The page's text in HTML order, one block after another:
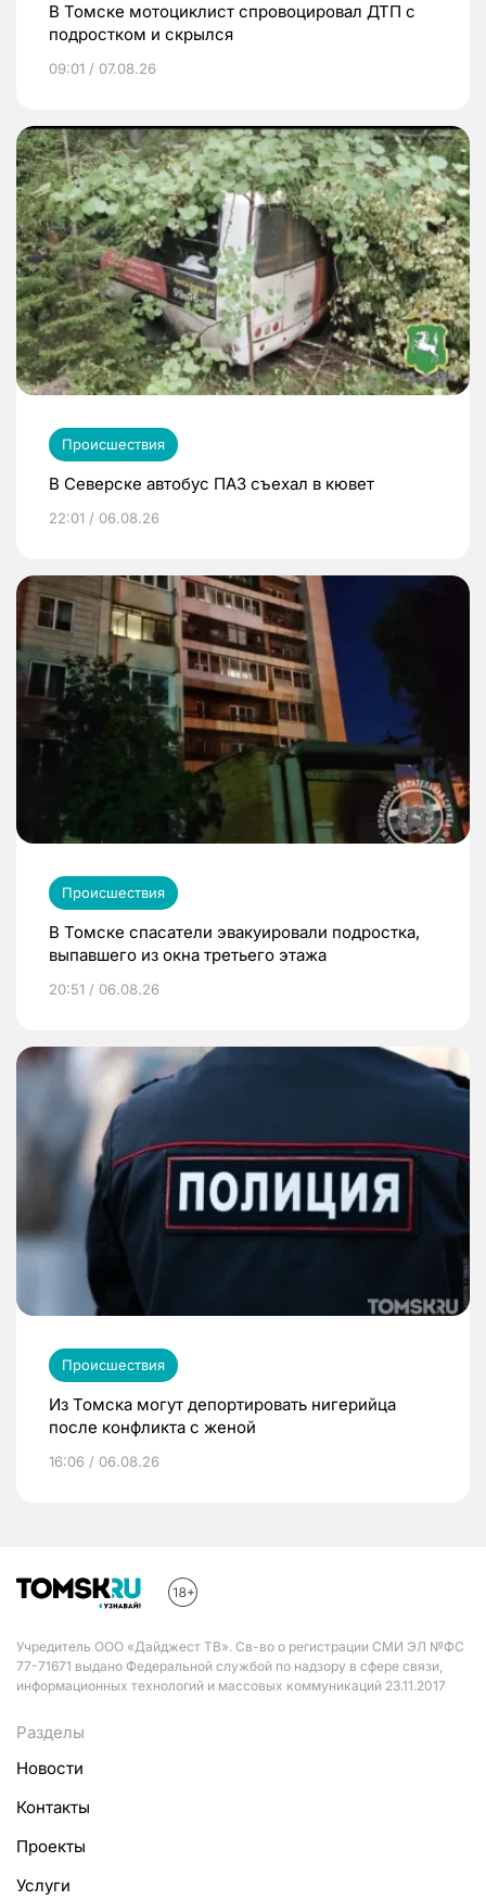
В Томске мотоциклист спровоцировал ДТП с
подростком и скрылся
09:01 / 07.08.26
Происшествия
В Северске автобус ПАЗ съехал в кювет
22:01 / 06.08.26
Происшествия
В Томске спасатели эвакуировали подростка,
выпавшего из окна третьего этажа
20:51 / 06.08.26
Происшествия
Из Томска могут депортировать нигерийца
после конфликта с женой
16:06 / 06.08.26
Учредитель ООО «Дайджест ТВ». Св-во о регистрации СМИ ЭЛ №ФС
77-71671 выдано Федеральной службой по надзору в сфере связи,
информационных технологий и массовых коммуникаций 23.11.2017
Разделы
Новости
Контакты
Проекты
Услуги